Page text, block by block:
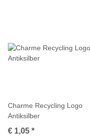
Charme Recycling Logo
Antiksilber
€ 1,05 *